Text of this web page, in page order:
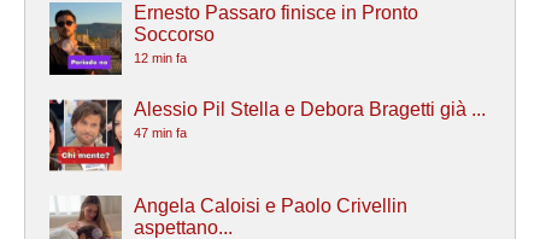
Ernesto Passaro finisce in Pronto
Soccorso
12 min fa
Alessio Pil Stella e Debora Bragetti già ...
47 min fa
Angela Caloisi e Paolo Crivellin
aspettano...